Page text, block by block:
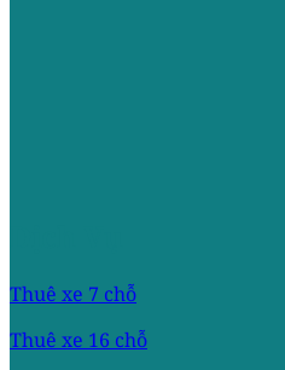
Thuê xe 7 chỗ
Thuê xe 16 chỗ